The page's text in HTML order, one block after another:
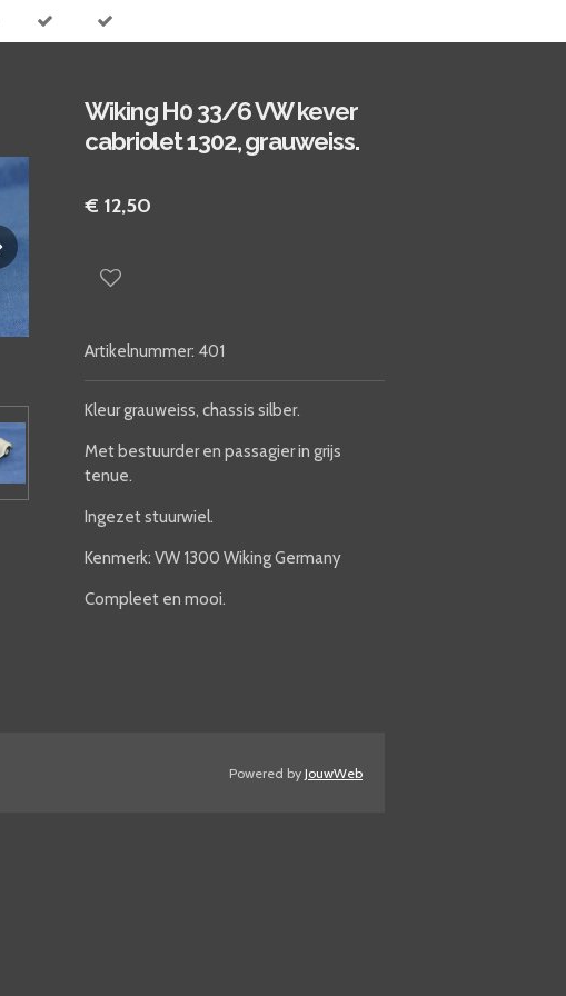
Wiking H0 33/6 VW kever
cabriolet 1302, grauweiss.
€ 12,50
Artikelnummer: 401
Kleur grauweiss, chassis silber.
Met bestuurder en passagier in grijs
tenue.
Ingezet stuurwiel.
Kenmerk: VW 1300 Wiking Germany
Compleet en mooi.
Powered byJouwWeb